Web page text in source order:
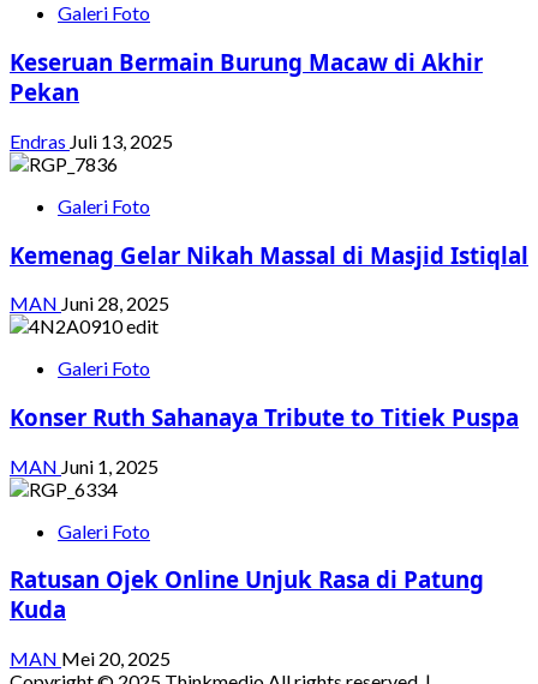
Galeri Foto
Keseruan Bermain Burung Macaw di Akhir
Pekan
Endras Juli 13, 2025
Galeri Foto
Kemenag Gelar Nikah Massal di Masjid Istiqlal
MAN Juni 28, 2025
Galeri Foto
Konser Ruth Sahanaya Tribute to Titiek Puspa
MAN Juni 1, 2025
Galeri Foto
Ratusan Ojek Online Unjuk Rasa di Patung
Kuda
MAN Mei 20, 2025